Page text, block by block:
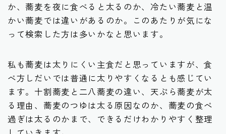
か、蕎麦を夜に食べると太るのか、冷たい蕎麦と温
かい蕎麦では違いがあるのか。このあたりが気にな
って検索した方は多いかなと思います。
私も蕎麦は太りにくい主食だと思っていますが、食
べ方しだいでは普通に太りやすくなるとも感じてい
ます。十割蕎麦と二八蕎麦の違い、天ぷら蕎麦が太
る理由、蕎麦のつゆは太る原因なのか、蕎麦の食べ
過ぎは太るのかまで、できるだけわかりやすく整理